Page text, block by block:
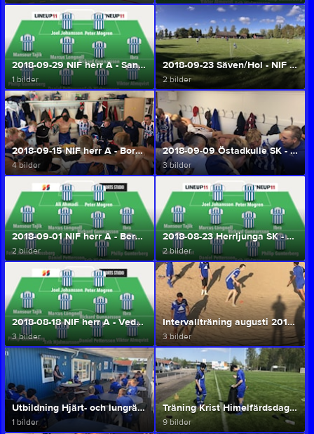
2018-09-29 NIF herr A - Sandared/Sjömarken (Herr A/U)
1 bilder
2018-09-23 Säven/Hol - NIF herr A (Herr A/U)
2 bilder
2018-09-15 NIF herr A - Borås AIK (Herr A/U)
4 bilder
2018-09-09 Östadkulle SK - NIF herr A (Herr A/U)
3 bilder
2018-09-01 NIF herr A - Bergdalens IK (Herr A/U)
2 bilder
2018-08-23 Herrljunga SK - NIF herr A (Herr A/U)
2 bilder
2018-08-18 NIF herr A - Vedums AIS (Herr A/U)
3 bilder
Intervallträning augusti 2018 (Herr A/U)
3 bilder
Utbildning Hjärt- och lungräddning 28 juni 2018 (Herr A/U)
1 bilder
Träning Krist Himelfärdsdag 10/5 2018 (Herr A/U)
9 bilder